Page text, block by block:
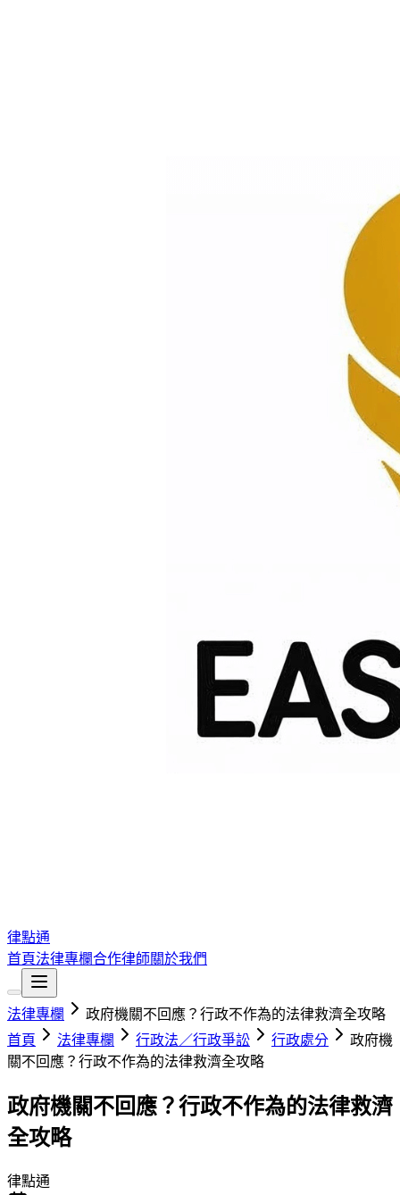
律點通
首頁法律專欄合作律師關於我們
法律專欄
政府機關不回應？行政不作為的法律救濟全攻略
首頁
法律專欄 行政法／行政爭訟 行政處分
政府機
關不回應？行政不作為的法律救濟全攻略
政府機關不回應？行政不作為的法律救濟
全攻略
律點通